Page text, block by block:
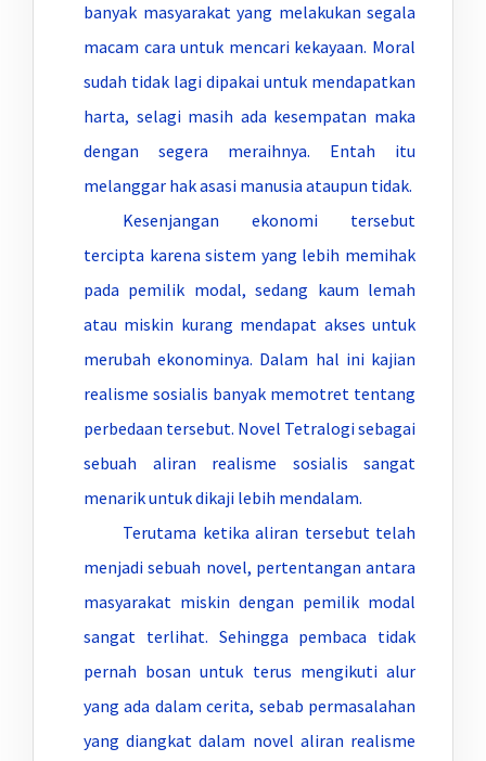
banyak masyarakat yang melakukan segala
macam cara untuk mencari kekayaan. Moral
sudah tidak lagi dipakai untuk mendapatkan
harta, selagi masih ada kesempatan maka
dengan segera meraihnya. Entah itu
melanggar hak asasi manusia ataupun tidak.
Kesenjangan ekonomi tersebut
tercipta karena sistem yang lebih memihak
pada pemilik modal, sedang kaum lemah
atau miskin kurang mendapat akses untuk
merubah ekonominya. Dalam hal ini kajian
realisme sosialis banyak memotret tentang
perbedaan tersebut. Novel Tetralogi sebagai
sebuah aliran realisme sosialis sangat
menarik untuk dikaji lebih mendalam.
Terutama ketika aliran tersebut telah
menjadi sebuah novel, pertentangan antara
masyarakat miskin dengan pemilik modal
sangat terlihat. Sehingga pembaca tidak
pernah bosan untuk terus mengikuti alur
yang ada dalam cerita, sebab permasalahan
yang diangkat dalam novel aliran realisme